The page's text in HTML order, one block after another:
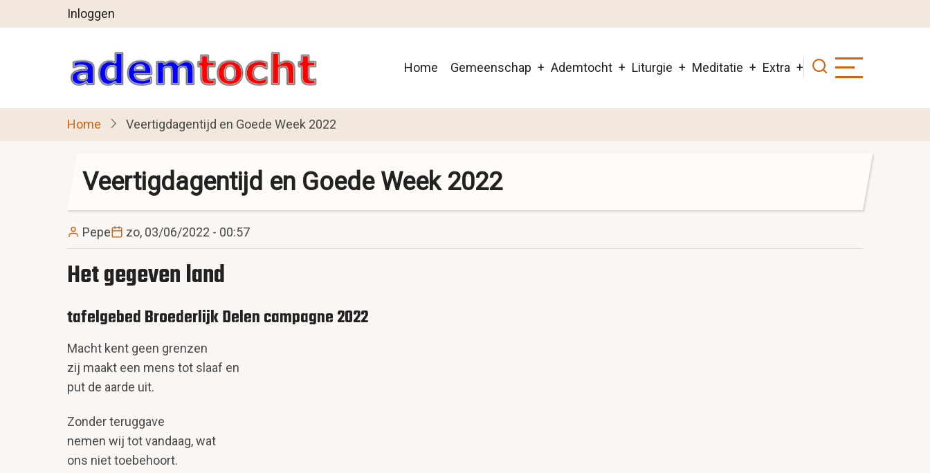
en
gaan
User
account
menu
Inloggen
Main
Home Gemeenschap Ademtocht Liturgie Meditatie Extra
Home Veertigdagentijd en Goede Week 2022
Veertigdagentijd en Goede Week 2022
Pepe zo, 03/06/2022 - 00:57
Het gegeven land
tafelgebed Broederlijk Delen campagne 2022
Macht kent geen grenzen
zij maakt een mens tot slaaf en
put de aarde uit.
Zonder teruggave
nemen wij tot vandaag, wat
ons niet toebehoort.